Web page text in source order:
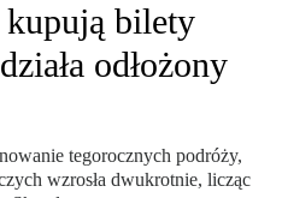
kupują bilety
odłożony
tegorocznych podróży,
wzrosła dwukrotnie, licząc